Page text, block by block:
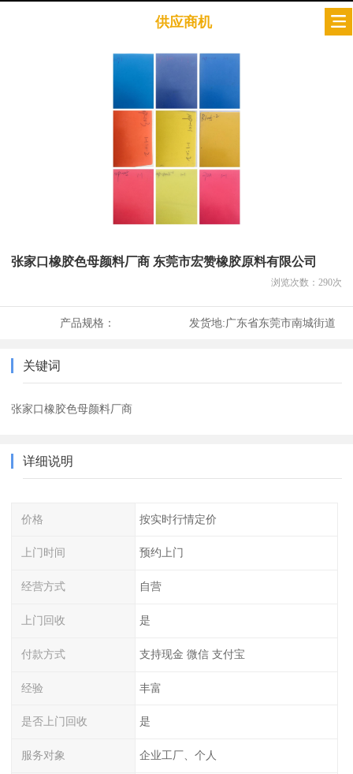
供应商机
张家口橡胶色母颜料厂商 东莞市宏赞橡胶原料有限公司
浏览次数： 290次
产品规格： 发货地:广东省东莞市南城街道
关键词
张家口橡胶色母颜料厂商
详细说明
价格 按实时行情定价
上门时间 预约上门
经营方式 自营
上门回收 是
付款方式 支持现金 微信 支付宝
经验 丰富
是否上门回收 是
服务对象 企业工厂、个人